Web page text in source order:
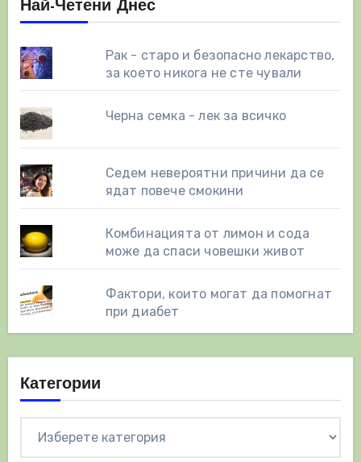
Най-Четени Днес
Рак - старо и безопасно лекарство,
за което никога не сте чували
Черна семка - лек за всичко
Седем невероятни причини да се
ядат повече смокини
Комбинацията от лимон и сода
може да спаси човешки живот
Фактори, които могат да помогнат
при диабет
Категории